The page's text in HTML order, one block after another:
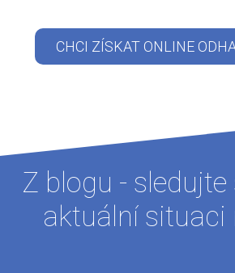
CHCI ZÍSKAT ONLINE
Z blogu -
aktuální situaci